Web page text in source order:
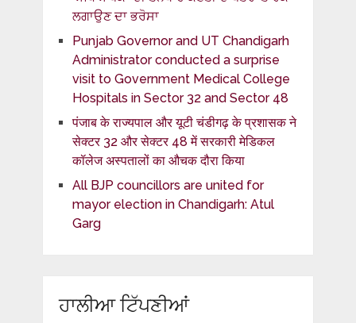
ਲਗਾਉਣ ਦਾ ਭਰੋਸਾ
Punjab Governor and UT Chandigarh
Administrator conducted a surprise
visit to Government Medical College
Hospitals in Sector 32 and Sector 48
पंजाब के राज्यपाल और यूटी चंडीगढ़ के प्रशासक ने
सेक्टर 32 और सेक्टर 48 में सरकारी मेडिकल
कॉलेज अस्पतालों का औचक दौरा किया
All BJP councillors are united for
mayor election in Chandigarh: Atul
Garg
ਹਾਲੀਆ ਟਿੱਪਣੀਆਂ